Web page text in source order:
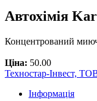
Автохімія
Концентрований
Ціна: 50.00
Техностар-Інвест,
Інформація